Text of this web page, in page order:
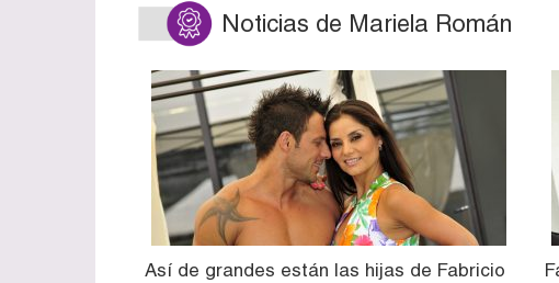
Noticias de Mariela Román
Así de grandes están las hijas de Fabricio